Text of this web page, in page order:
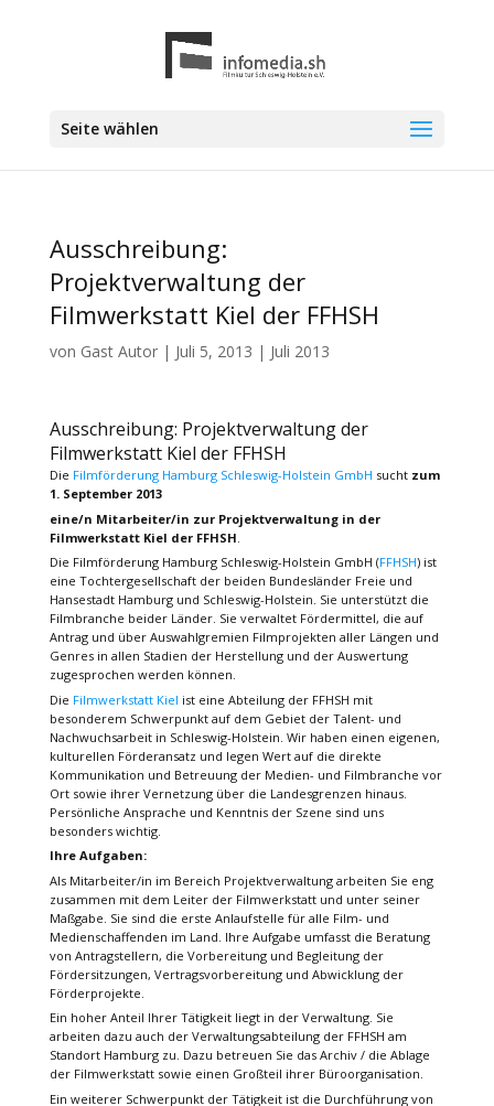
Seite wählen
Ausschreibung:
Projektverwaltung der
Filmwerkstatt Kiel der FFHSH
von Gast Autor| Juli 5, 2013 | Juli 2013
Ausschreibung: Projektverwaltung der
Filmwerkstatt Kiel der FFHSH
Die Filmförderung Hamburg Schleswig-Holstein GmbH sucht zum
1. September 2013
eine/n Mitarbeiter/in zur Projektverwaltung in der
Filmwerkstatt Kiel der FFHSH
Die Filmförderung Hamburg Schleswig-Holstein GmbH (FFHSH) ist
eine Tochtergesellschaft der beiden Bundesländer Freie und
Hansestadt Hamburg und Schleswig-Holstein. Sie unterstützt die
Filmbranche beider Länder. Sie verwaltet Fördermittel, die auf
Antrag und über Auswahlgremien Filmprojekten aller Längen und
Genres in allen Stadien der Herstellung und der Auswertung
zugesprochen werden können.
Die Filmwerkstatt Kiel ist eine Abteilung der FFHSH mit
besonderem Schwerpunkt auf dem Gebiet der Talent- und
Nachwuchsarbeit in Schleswig-Holstein. Wir haben einen eigenen,
kulturellen Förderansatz und legen Wert auf die direkte
Kommunikation und Betreuung der Medien- und Filmbranche vor
Ort sowie ihrer Vernetzung über die Landesgrenzen hinaus.
Persönliche Ansprache und Kenntnis der Szene sind uns
besonders wichtig.
Ihre Aufgaben:
Als Mitarbeiter/in im Bereich Projektverwaltung arbeiten Sie eng
zusammen mit dem Leiter der Filmwerkstatt und unter seiner
Maßgabe. Sie sind die erste Anlaufstelle für alle Film- und
Medienschaffenden im Land. Ihre Aufgabe umfasst die Beratung
von Antragstellern, die Vorbereitung und Begleitung der
Fördersitzungen, Vertragsvorbereitung und Abwicklung der
Förderprojekte.
Ein hoher Anteil Ihrer Tätigkeit liegt in der Verwaltung. Sie
arbeiten dazu auch der Verwaltungsabteilung der FFHSH am
Standort Hamburg zu. Dazu betreuen Sie das Archiv / die Ablage
der Filmwerkstatt sowie einen Großteil ihrer Büroorganisation.
Ein weiterer Schwerpunkt der Tätigkeit ist die Durchführung von